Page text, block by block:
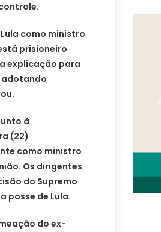
como ministro
prisioneiro
explicação para
adotando
à
(22)
como ministro
Os dirigentes
do Supremo
posse de Lula.
do ex-